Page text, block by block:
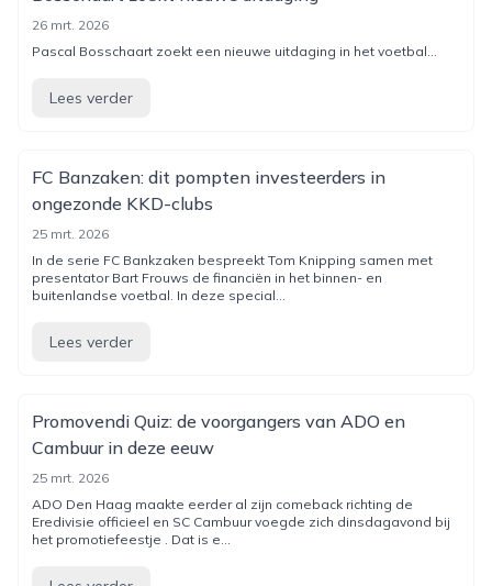
26 mrt. 2026
Pascal Bosschaart zoekt een nieuwe uitdaging in het voetbal...
Lees verder
FC Banzaken: dit pompten investeerders in
ongezonde KKD-clubs
25 mrt. 2026
In de serie FC Bankzaken bespreekt Tom Knipping samen met
presentator Bart Frouws de financiën in het binnen- en
buitenlandse voetbal. In deze special...
Lees verder
Promovendi Quiz: de voorgangers van ADO en
Cambuur in deze eeuw
25 mrt. 2026
ADO Den Haag maakte eerder al zijn comeback richting de
Eredivisie officieel en SC Cambuur voegde zich dinsdagavond bij
het promotiefeestje . Dat is e...